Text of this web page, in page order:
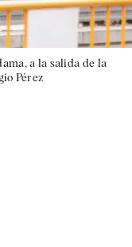
a la salida de la
Pérez